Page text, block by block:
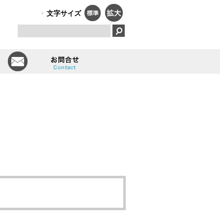
法人）オールしずおかは、障害のある人のはたらく笑顔で、福祉と
文字サイズ
は
会員一覧